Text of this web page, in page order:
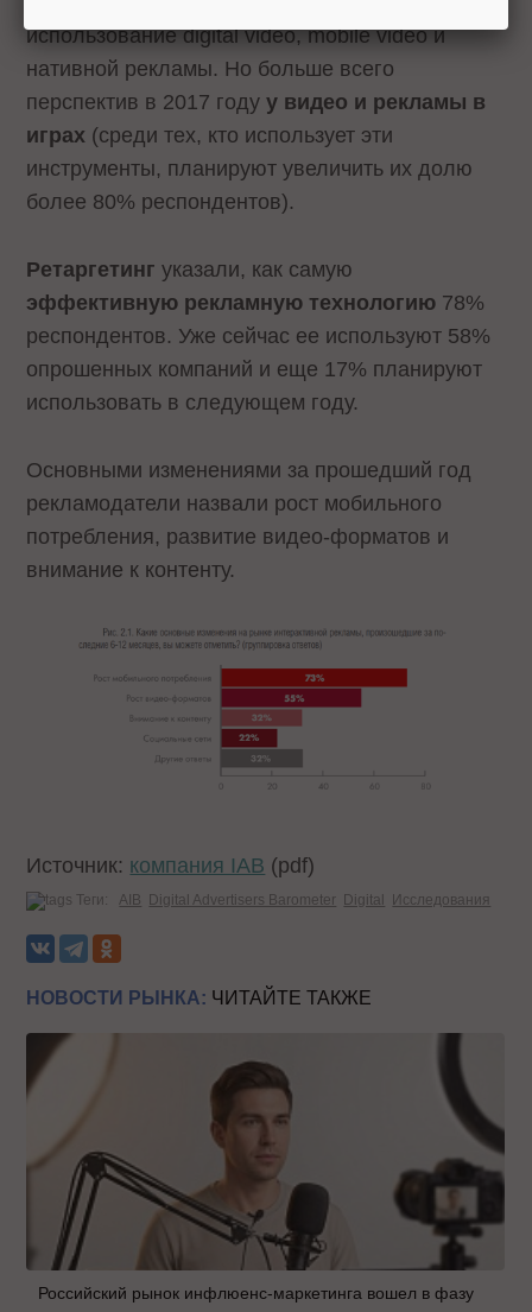
использование digital video, mobile video и
нативной рекламы. Но больше всего
перспектив в 2017 годуу видео и рекламы в
играх (среди тех, кто использует эти
инструменты, планируют увеличить их долю
более 80% респондентов).
Ретаргетингуказали, как самую
эффективную рекламную технологию 78%
респондентов. Уже сейчас ее используют 58%
опрошенных компаний и еще 17% планируют
использовать в следующем году.
Основными изменениями за прошедший год
рекламодатели назвали рост мобильного
потребления, развитие видео-форматов и
внимание к контенту.
Источник: компания IAB (pdf)
Теги: AIB Digital Advertisers Barometer Digital Исследования
НОВОСТИ РЫНКА: ЧИТАЙТЕ ТАКЖЕ
Российский рынок инфлюенс-маркетинга вошел в фазу